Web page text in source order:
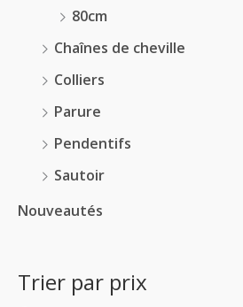
80cm
Chaînes de cheville
Colliers
Parure
Pendentifs
Sautoir
Nouveautés
Trier par prix